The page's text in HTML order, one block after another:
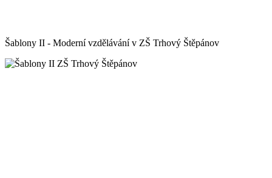
Šablony II - Moderní vzdělávání v ZŠ Trhový Štěpánov